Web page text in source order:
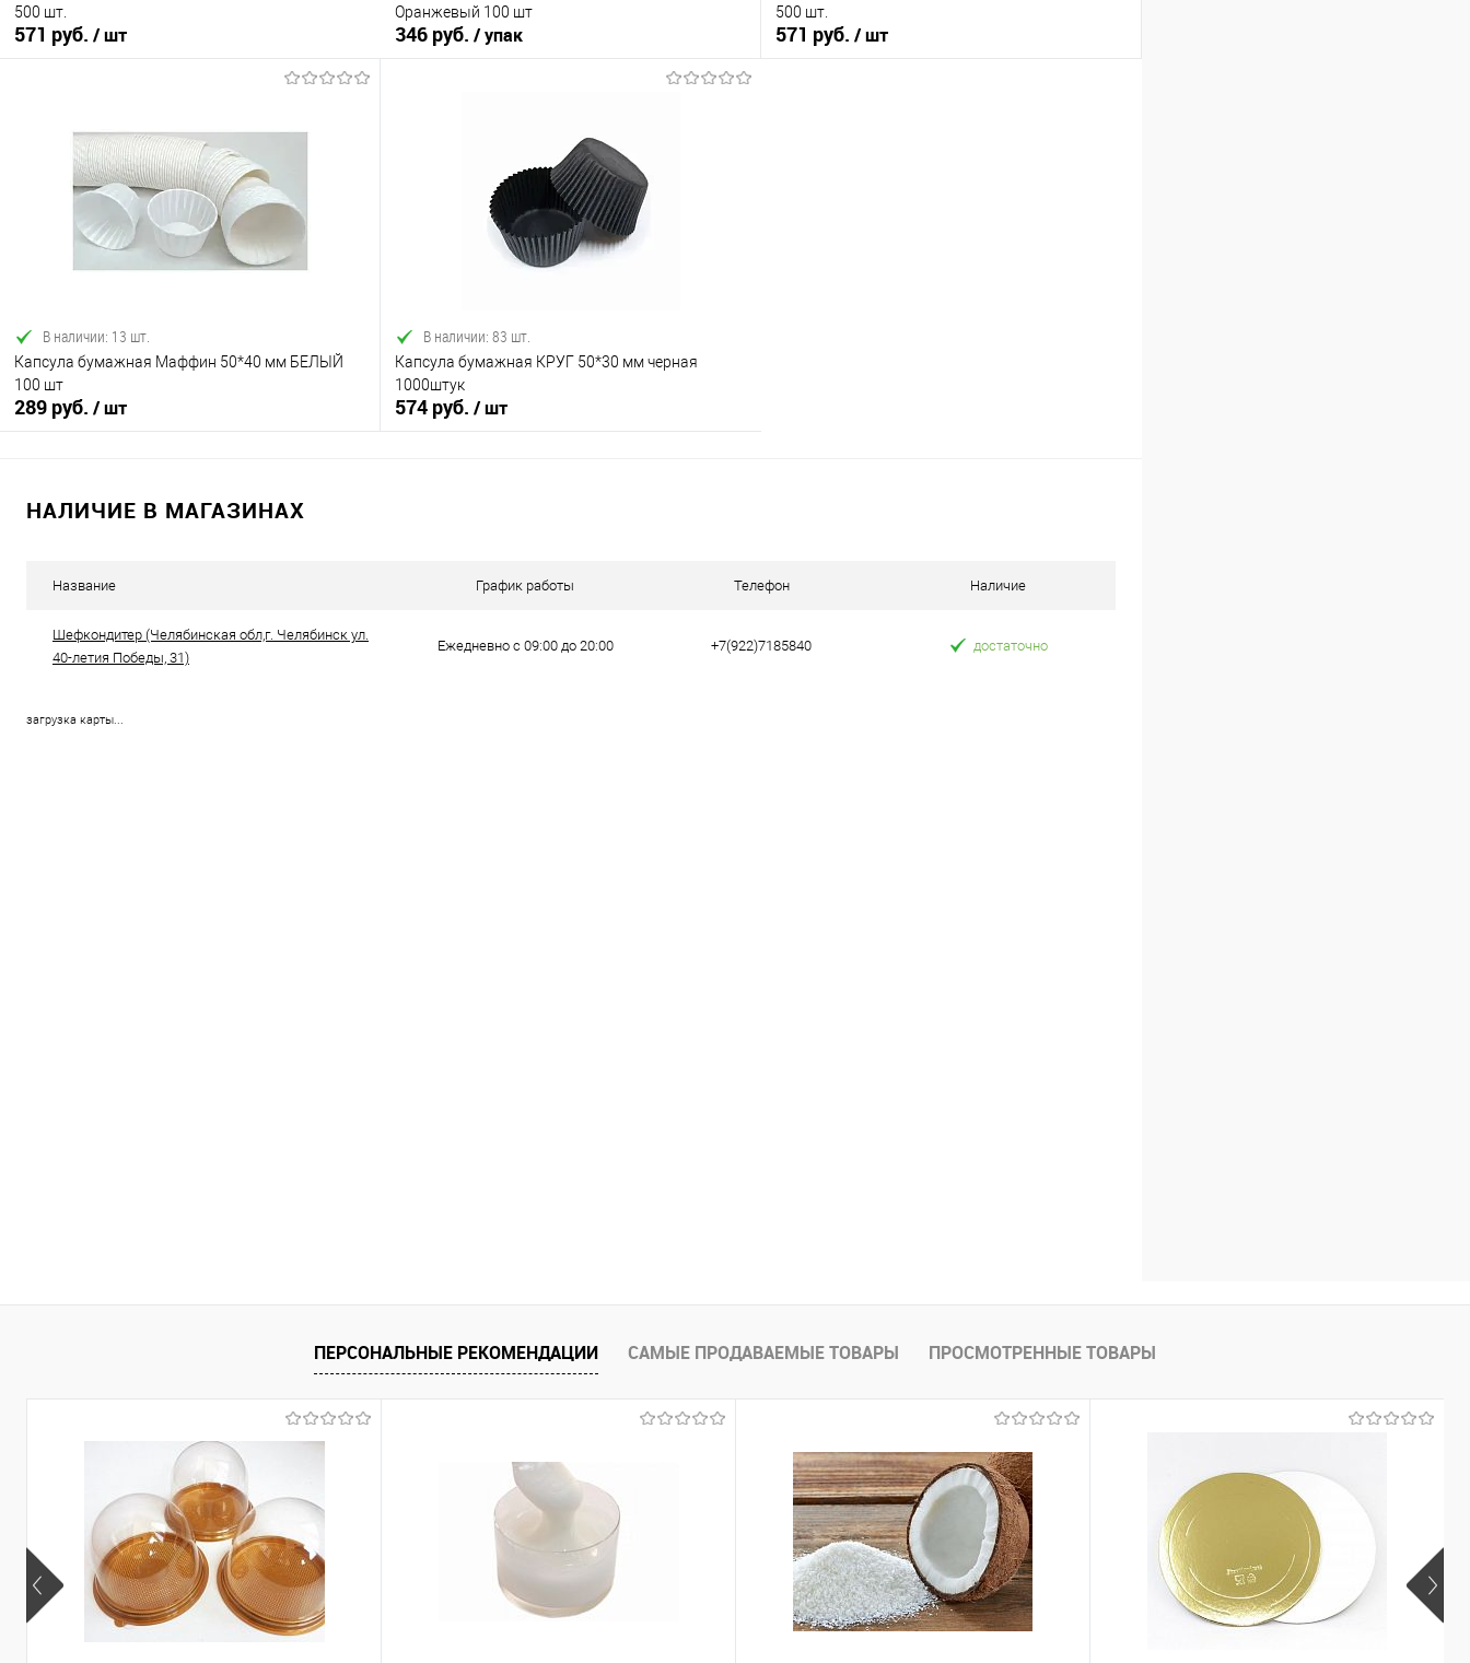
500 шт.
571 руб. / шт
В корзину
Купить в 1 клик
Сравнение
В избранное
В наличии
Оранжевый 100 шт
346 руб. / упак
В корзину
Купить в 1 клик
Сравнение
В избранное
В наличии
500 шт.
571 руб. / шт
В наличии: 13 шт.
Капсула бумажная Маффин 50*40 мм БЕЛЫЙ
100 шт
289 руб. / шт
В корзину
В наличии: 83 шт.
Капсула бумажная КРУГ 50*30 мм черная
1000штук
574 руб. / шт
НАЛИЧИЕ В МАГАЗИНАХ
Название График работы Телефон Наличие
Шефкондитер (Челябинская обл,г. Челябинск ул.
40-летия Победы, 31)
Ежедневно с 09:00 до 20:00 +7(922)7185840 достаточно
загрузка карты...
ПЕРСОНАЛЬНЫЕ РЕКОМЕНДАЦИИ САМЫЕ ПРОДАВАЕМЫЕ ТОВАРЫ ПРОСМОТРЕННЫЕ ТОВАРЫ